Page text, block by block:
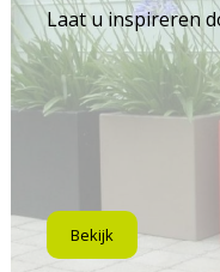
Laat u inspireren
Bekijk